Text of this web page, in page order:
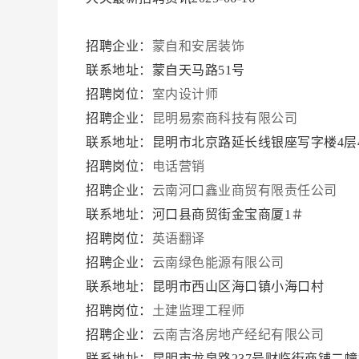
招聘企业： 蒙自和安居装饰
联系地址：蒙自天马路51号
招聘岗位： 室内设计师
招聘企业：
昆明易索商科技有限公司
联系地址：昆明市北京路延长线银座写字楼4层
招聘岗位：
电话营销
招聘企业： 云南河口鑫业商贸有限责任公司
联系地址：河口县商贸街金宝商厦1＃
招聘岗位： 英语翻译
招聘企业： 云南绿色能源有限公司
联系地址：昆明市西山区海口镇小海口村
招聘岗位： 土建监理工程师
招聘企业： 云南吉洛房地产经纪有限公司